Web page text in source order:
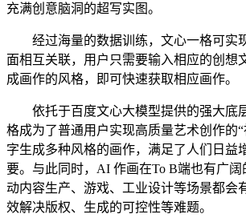
充满创意脑洞的超写实图。
经过海量的数据训练，文心一格可实
面相互关联，用户只需要输入相应的创想
成画作的风格，即可快速获取相应画作。
依托于百度文心大模型提供的强大底
格成为了普通用户实现高质量艺术创作的
字生成多种风格的画作，满足了人们日益
要。与此同时，AI 作画在To B端也有广
动内容生产、游戏、工业设计等场景都会
效解决版权、生成的可控性等难题。